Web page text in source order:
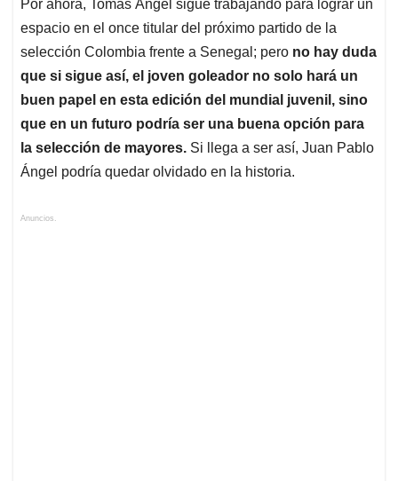
Por ahora, Tomás Ángel sigue trabajando para lograr un
espacio en el once titular del próximo partido de la
selección Colombia frente a Senegal; pero no hay duda
que si sigue así, el joven goleador no solo hará un
buen papel en esta edición del mundial juvenil, sino
que en un futuro podría ser una buena opción para
la selección de mayores. Si llega a ser así, Juan Pablo
Ángel podría quedar olvidado en la historia.
Anuncios.